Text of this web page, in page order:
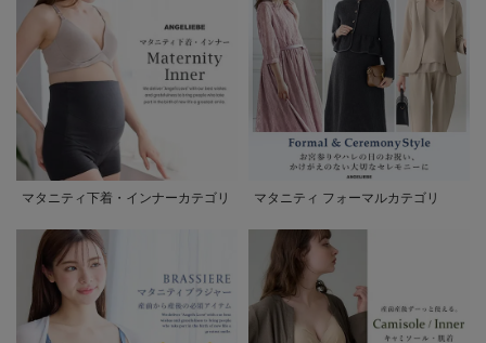
マタニティ下着・インナーカテゴリ マタニティ フォーマルカテゴリ